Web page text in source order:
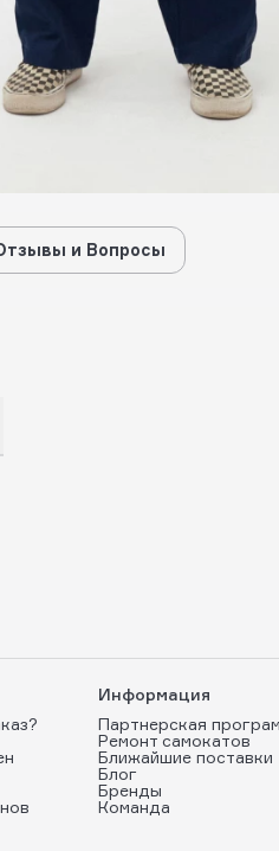
и Вопросы
Информация
Партнерская
Ремонт самокатов
Ближайшие поставки
Блог
Бренды
Команда